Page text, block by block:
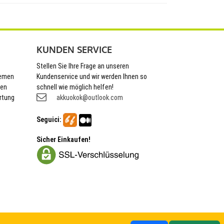
KUNDEN SERVICE
Stellen Sie Ihre Frage an unseren
Kundenservice und wir werden Ihnen so
schnell wie möglich helfen!
akkuokok@outlook.com
Seguici:
Sicher Einkaufen!